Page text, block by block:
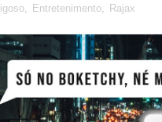
, Entretenimento, Rajax
|